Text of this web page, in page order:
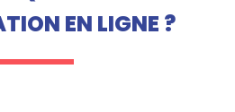
EN LIGNE ?